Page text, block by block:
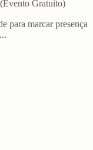
Gratuito)
para marcar presença